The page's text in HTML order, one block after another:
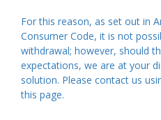
For this reason, as set out in
Consumer Code, it is not
withdrawal; however, should
expectations, we are at your
solution. Please contact us
this page.